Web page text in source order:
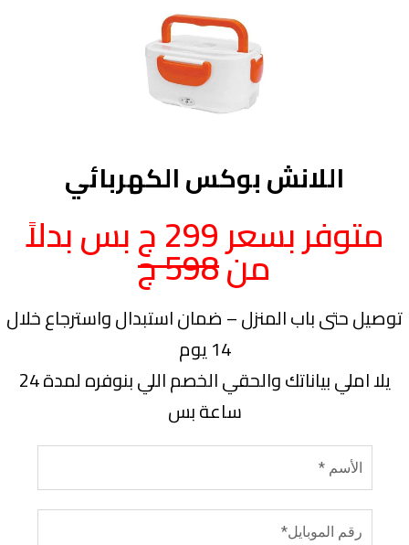
اللانش بوكس الكهربائي
متوفر بسعر 299 ج بس بدلاً
من598 ج
توصيل حتى باب المنزل – ضمان استبدال واسترجاع خلال
14 يوم
يلا املي بياناتك والحقي الخصم اللي بنوفره لمدة 24
ساعة بس